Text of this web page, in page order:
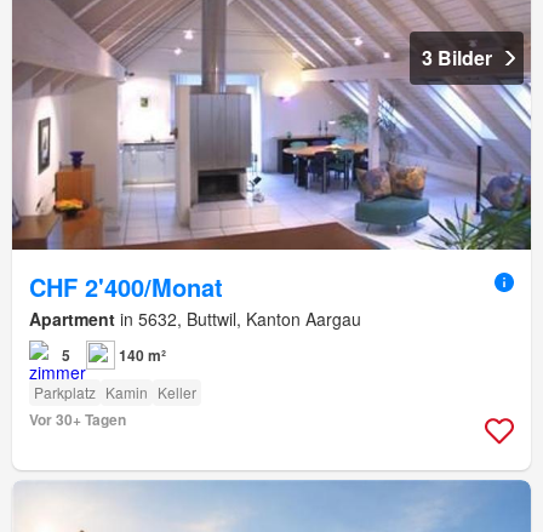
3 Bilder
CHF 2'400/Monat
Apartment in 5632, Buttwil, Kanton Aargau
5 140 m²
Parkplatz Kamin Keller
Vor 30+ Tagen